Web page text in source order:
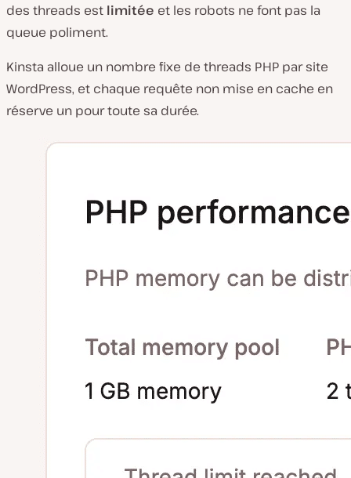
des threads est limitée et les robots ne font pas la
queue poliment.
Kinsta alloue un nombre fixe de threads PHP par site
WordPress, et chaque requête non mise en cache en
réserve un pour toute sa durée.